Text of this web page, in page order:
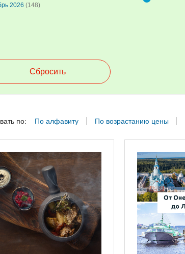
2026 (148)
Сбросить
по: По алфавиту По возрастанию цены